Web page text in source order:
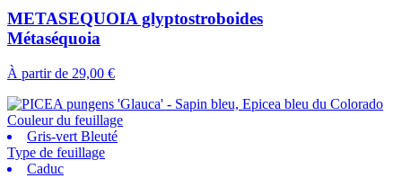
METASEQUOIA glyptostroboides
Métaséquoia
À partir de 29,00 €
Couleur du feuillage
Gris-vert Bleuté
Type de feuillage
Caduc